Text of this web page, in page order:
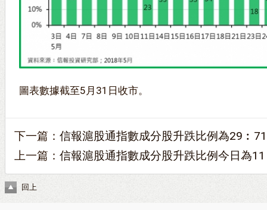
圖表數據截至5月31日收市。
下一篇： 信報滬股通指數成分股升跌比例為29︰71
上一篇： 信報滬股通指數成分股升跌比例今日為
回上